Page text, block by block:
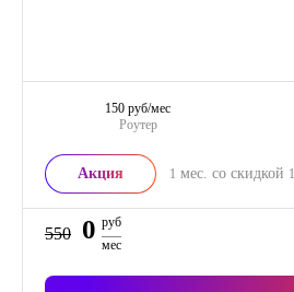
Роутер
150 руб/мес
Акция 1 мес. со скидкой
550 0 руб
мес